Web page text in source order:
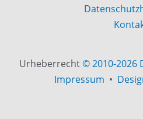
Urheberrecht© 2010-2026
Impressum •